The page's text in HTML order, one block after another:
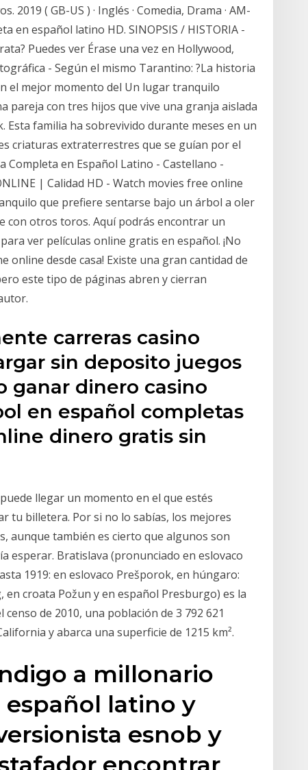
( GB-US ) · Inglés · Comedia, Drama · AM-
en español latino HD. SINOPSIS / HISTORIA -
Puedes ver Érase una vez en Hollywood,
- Según el mismo Tarantino: ?La historia
el mejor momento del Un lugar tranquilo
pareja con tres hijos que vive una granja aislada
Esta familia ha sobrevivido durante meses en un
criaturas extraterrestres que se guían por el
Completa en Español Latino - Castellano -
| Calidad HD - Watch movies free online
que prefiere sentarse bajo un árbol a oler
con otros toros. Aquí podrás encontrar un
ver películas online gratis en español. ¡No
online desde casa! Existe una gran cantidad de
este tipo de páginas abren y cierran
carreras casino
sin deposito juegos
ganar dinero casino
en español completas
dinero gratis sin
llegar un momento en el que estés
tu billetera. Por si no lo sabías, los mejores
aunque también es cierto que algunos son
esperar. Bratislava (pronunciado en eslovaco
1919: en eslovaco Prešporok, en húngaro:
croata Požun y en español Presburgo) es la
de 2010, una población de 3 792 621
y abarca una superficie de 1215 km².
a millonario
latino y
esnob y